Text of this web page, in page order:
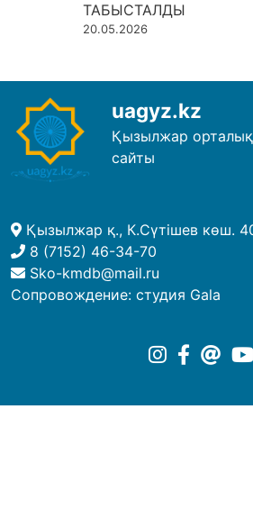
ТАБЫСТАЛДЫ
20.05.2026
uagyz.kz
Қызылжар орталық
сайты
Қызылжар қ., К.Сүтішев көш.
8 (7152) 46-34-70
Sko-kmdb@mail.ru
Сопровождение: студия Gala